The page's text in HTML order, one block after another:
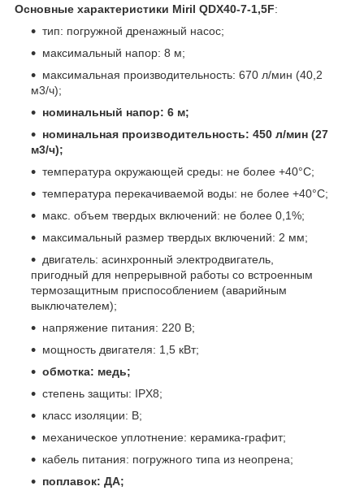
Основные характеристики Miril QDX40-7-1,5F:
тип: погружной дренажный насос;
максимальный напор: 8 м;
максимальная производительность: 670 л/мин (40,2
м3/ч);
номинальный напор: 6 м;
номинальная производительность: 450 л/мин (27
м3/ч);
температура окружающей среды: не более +40°С;
температура перекачиваемой воды: не более +40°С;
макс. объем твердых включений: не более 0,1%;
максимальный размер твердых включений: 2 мм;
двигатель: асинхронный электродвигатель,
пригодный для непрерывной работы со встроенным
термозащитным приспособлением (аварийным
выключателем);
напряжение питания: 220 В;
мощность двигателя: 1,5 кВт;
обмотка: медь;
степень защиты: IPX8;
класс изоляции: B;
механическое уплотнение: керамика-графит;
кабель питания: погружного типа из неопрена;
поплавок: ДА;